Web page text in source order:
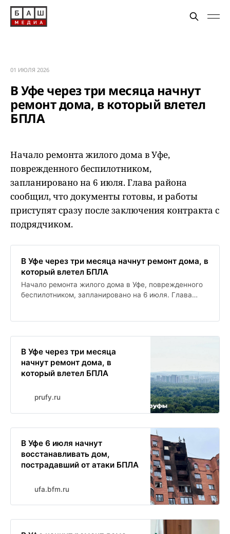
01 ИЮЛЯ 2026
В Уфе через три месяца начнут
ремонт дома, в который влетел
БПЛА
Начало ремонта жилого дома в Уфе,
поврежденного беспилотником,
запланировано на 6 июля. Глава района
сообщил, что документы готовы, и работы
приступят сразу после заключения контракта с
подрядчиком.
В Уфе через три месяца начнут ремонт дома, в
который влетел БПЛА
Начало ремонта жилого дома в Уфе, поврежденного
беспилотником, запланировано на 6 июля. Глава
В Уфе через три месяца
начнут ремонт дома, в
который влетел БПЛА
prufy.ru
В Уфе 6 июля начнут
восстанавливать дом,
пострадавший от атаки БПЛА
ufa.bfm.ru